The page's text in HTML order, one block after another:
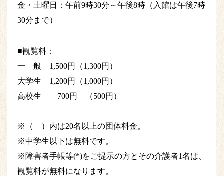
金・土曜日：午前9時30分～午後8時（入館は午後7時
30分まで）
■観覧料：
一 般 1,500円（1,300円）
大学生 1,200円（1,000円）
高校生 700円 （500円）
※（ ）内は20名以上の団体料金。
※中学生以下は無料です。
※障害者手帳等(*)をご提示の方とその介護者1名は、
観覧料が無料になります。